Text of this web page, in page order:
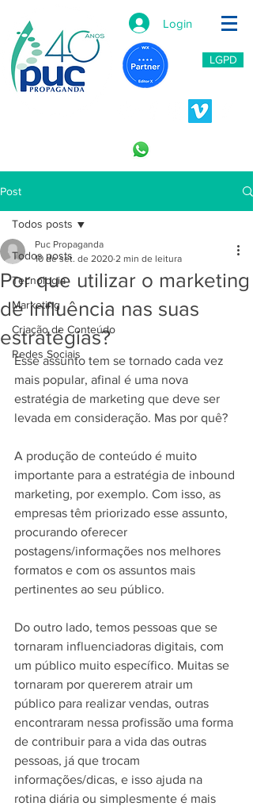
Login
LGPD
Post
Todos posts
Tecnologia
Marketing
Criação de Conteúdo
Redes Sociais
Todos posts
Por que utilizar o marketing
de influência nas suas
estratégias?
Puc Propaganda
10 de set. de 2020 2 min de leitura
Esse assunto tem se tornado cada vez
mais popular, afinal é uma nova
estratégia de marketing que deve ser
levada em consideração. Mas por quê?
A produção de conteúdo é muito
importante para a estratégia de inbound
marketing, por exemplo. Com isso, as
empresas têm priorizado esse assunto,
procurando oferecer
postagens/informações nos melhores
formatos e com os assuntos mais
pertinentes ao seu público.
Do outro lado, temos pessoas que se
tornaram influenciadoras digitais, com
um público muito específico. Muitas se
tornaram por quererem atrair um
público para realizar vendas, outras
encontraram nessa profissão uma forma
de contribuir para a vida das outras
pessoas, já que trocam
informações/dicas, e isso ajuda na
rotina diária ou simplesmente é mais